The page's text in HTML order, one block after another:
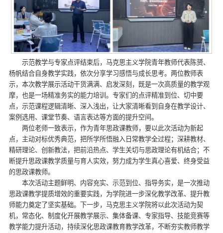
示范教学与专家点评结束后，马克思主义学院青年教师代表陈赟、
杨帆结合自身教学实践，依次分享学习感悟与成长思考。两位教师表
示，本次教学展示活动干货满满、启发深刻，既是一次高质量的教学观
摩，也是一场精准务实的能力培训。专家们的点评精准到位、切中要
点，示范课程逻辑清晰、深入浅出，让大家清晰看到自身在教学设计、
案例选用、课堂节奏、语言表达等方面的提升空间。
两位老师一致表示，作为青年思政课教师，要以此次活动为新起
点，主动对标优秀典范，把所学所悟融入日常教学全过程；深耕教材、
精研理论、创新教法，把前沿热点、学生关切与思政理论有机结合；不
断提升思政课教学质量与育人实效，努力成为学生真心喜爱、终身受益
的思政课教师。
本次活动主题鲜明、内容充实、示范到位、指导务实，是一次推动
思政课教学提质增效的重要实践，为学院进一步深化教学改革、提升教
师能力奠定了坚实基础。下一步，马克思主义学院将以此次活动为契
机，常态化、制度化开展教学展示、集体备课、专家指导、技能竞赛等
教学能力提升活动，持续深化思政课教育教学改革，不断夯实教师教学